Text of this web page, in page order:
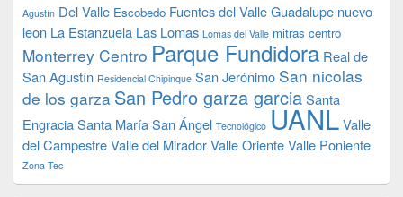
Agustín Del Valle Escobedo Fuentes del ValleGuadalupe nuevo
leon La Estanzuela Las Lomas Lomas del Valle mitras centro
Monterrey Centro Parque Fundidora Real de
San Agustín Residencial Chipinque San Jerónimo San nicolas
de los garza San Pedro garza garciaSanta
EngraciaSanta MaríaSan Ángel Tecnológico UANLValle
del CampestreValle del MiradorValle OrienteValle Poniente
Zona Tec